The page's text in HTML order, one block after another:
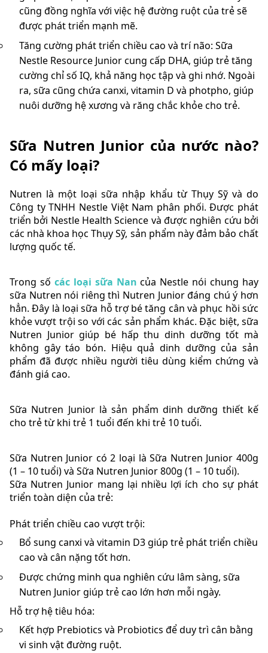
cũng đồng nghĩa với việc hệ đường ruột của trẻ sẽ
được phát triển mạnh mẽ.
Tăng cường phát triển chiều cao và trí não: Sữa
Nestle Resource Junior cung cấp DHA, giúp trẻ tăng
cường chỉ số IQ, khả năng học tập và ghi nhớ. Ngoài
ra, sữa cũng chứa canxi, vitamin D và photpho, giúp
nuôi dưỡng hệ xương và răng chắc khỏe cho trẻ.
Sữa Nutren Junior của nước nào?
Có mấy loại?
Nutren là một loại sữa nhập khẩu từ Thụy Sỹ và do
Công ty TNHH Nestle Việt Nam phân phối. Được phát
triển bởi Nestle Health Science và được nghiên cứu bởi
các nhà khoa học Thụy Sỹ, sản phẩm này đảm bảo chất
lượng quốc tế.
Trong số các loại sữa Nan của Nestle nói chung hay
sữa Nutren nói riêng thì Nutren Junior đáng chú ý hơn
hẳn. Đây là loại sữa hỗ trợ bé tăng cân và phục hồi sức
khỏe vượt trội so với các sản phẩm khác. Đặc biệt, sữa
Nutren Junior giúp bé hấp thu dinh dưỡng tốt mà
không gây táo bón. Hiệu quả dinh dưỡng của sản
phẩm đã được nhiều người tiêu dùng kiểm chứng và
đánh giá cao.
Sữa Nutren Junior là sản phẩm dinh dưỡng thiết kế
cho trẻ từ khi trẻ 1 tuổi đến khi trẻ 10 tuổi.
Sữa Nutren Junior có 2 loại là Sữa Nutren Junior 400g
(1 – 10 tuổi) và Sữa Nutren Junior 800g (1 – 10 tuổi).
Sữa Nutren Junior mang lại nhiều lợi ích cho sự phát
triển toàn diện của trẻ:
Phát triển chiều cao vượt trội:
Bổ sung canxi và vitamin D3 giúp trẻ phát triển chiều
cao và cân nặng tốt hơn.
Được chứng minh qua nghiên cứu lâm sàng, sữa
Nutren Junior giúp trẻ cao lớn hơn mỗi ngày.
Hỗ trợ hệ tiêu hóa:
Kết hợp Prebiotics và Probiotics để duy trì cân bằng
vi sinh vật đường ruột.